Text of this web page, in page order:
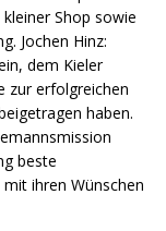
Shop sowie
Jochen Hinz:
dem Kieler
zur erfolgreichen
haben.
beste
ihren Wünschen